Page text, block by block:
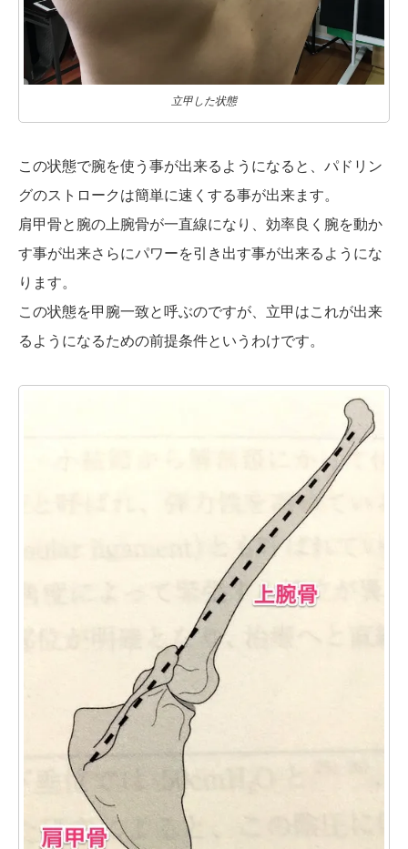
立甲した状態
この状態で腕を使う事が出来るようになると、パドリン
グのストロークは簡単に速くする事が出来ます。
肩甲骨と腕の上腕骨が一直線になり、効率良く腕を動か
す事が出来さらにパワーを引き出す事が出来るようにな
ります。
この状態を甲腕一致と呼ぶのですが、立甲はこれが出来
るようになるための前提条件というわけです。